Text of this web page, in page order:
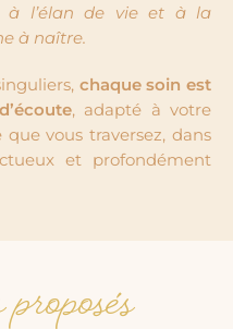
à l’élan de vie et à la
à naître.
chaque soin est
, adapté à votre
vous traversez, dans
et profondément